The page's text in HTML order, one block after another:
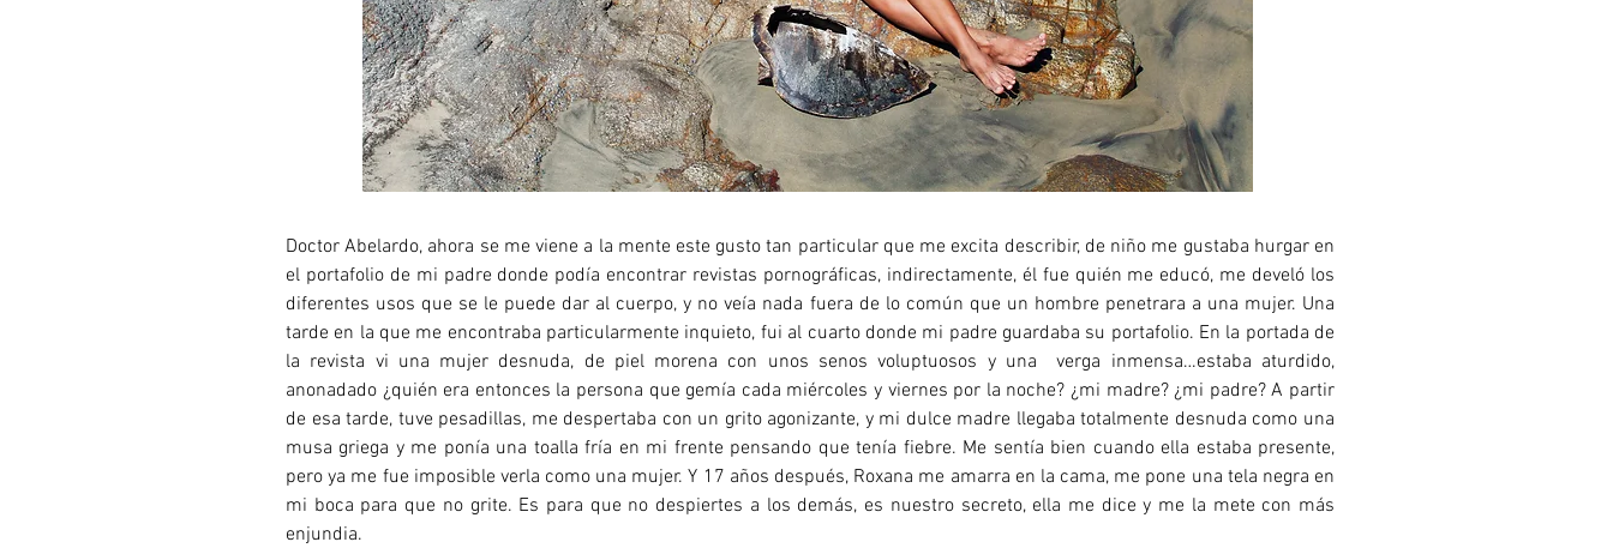
Doctor Abelardo, ahora se me viene a la mente este gusto tan particular que me excita describir, de niño me gustaba hurgar en
el portafolio de mi padre donde podía encontrar revistas pornográficas, indirectamente, él fue quién me educó, me develó los
diferentes usos que se le puede dar al cuerpo, y no veía nada fuera de lo común que un hombre penetrara a una mujer. Una
tarde en la que me encontraba particularmente inquieto, fui al cuarto donde mi padre guardaba su portafolio. En la portada de
la revista vi una mujer desnuda, de piel morena con unos senos voluptuosos y una verga inmensa…estaba aturdido,
anonadado ¿quién era entonces la persona que gemía cada miércoles y viernes por la noche? ¿mi madre? ¿mi padre? A partir
de esa tarde, tuve pesadillas, me despertaba con un grito agonizante, y mi dulce madre llegaba totalmente desnuda como una
musa griega y me ponía una toalla fría en mi frente pensando que tenía fiebre. Me sentía bien cuando ella estaba presente,
pero ya me fue imposible verla como una mujer. Y 17 años después, Roxana me amarra en la cama, me pone una tela negra en
mi boca para que no grite. Es para que no despiertes a los demás, es nuestro secreto, ella me dice y me la mete con más
enjundia.